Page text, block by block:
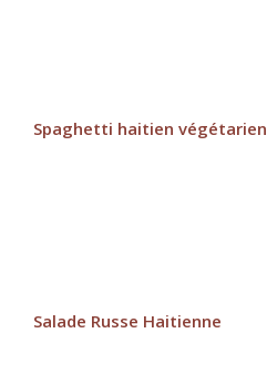
Spaghetti haitien végétarien
Salade Russe Haitienne